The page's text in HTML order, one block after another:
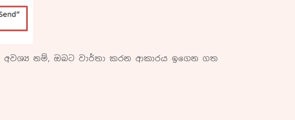
අවශ්‍ය නම්, ඔබට වාර්තා කරන ආකාරය ඉගෙන ගත